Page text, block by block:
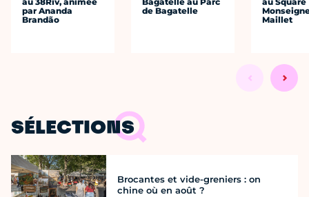
par Ananda
Brandão
de Bagatelle
Maillet
SÉLECTIONS
Brocantes et vide-greniers : on
chine où en août ?